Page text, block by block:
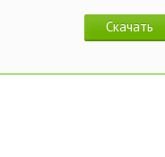
Скачать